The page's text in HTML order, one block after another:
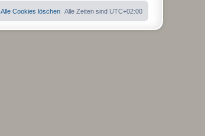
Alle Zeiten sind UTC+02:00
Alle Cookies löschen